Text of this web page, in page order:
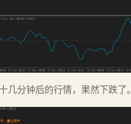
几分钟后的行情，果然下跌了。